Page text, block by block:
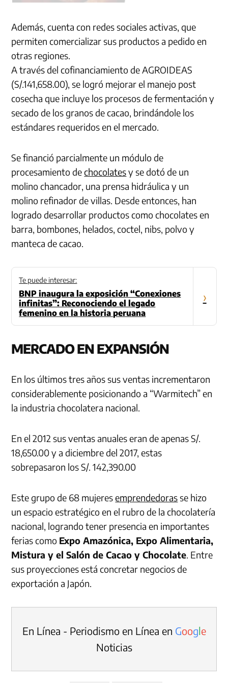
Además, cuenta con redes sociales activas, que
permiten comercializar sus productos a pedido en
otras regiones.
A través del cofinanciamiento de AGROIDEAS
(S/.141,658.00), se logró mejorar el manejo post
cosecha que incluye los procesos de fermentación y
secado de los granos de cacao, brindándole los
estándares requeridos en el mercado.
Se financió parcialmente un módulo de
procesamiento dechocolatesy se dotó de un
molino chancador, una prensa hidráulica y un
molino refinador de villas. Desde entonces, han
logrado desarrollar productos como chocolates en
barra, bombones, helados, coctel, nibs, polvo y
manteca de cacao.
Te puede interesar:
BNP inaugura la exposición “Conexiones
infinitas”: Reconociendo el legado
femenino en la historia peruana
›
MERCADO EN EXPANSIÓN
En los últimos tres años sus ventas incrementaron
considerablemente posicionando a “Warmitech” en
la industria chocolatera nacional.
En el 2012 sus ventas anuales eran de apenas S/.
18,650.00 y a diciembre del 2017, estas
sobrepasaron los S/. 142,390.00
Este grupo de 68 mujeresemprendedorasse hizo
un espacio estratégico en el rubro de la chocolatería
nacional, logrando tener presencia en importantes
ferias como Expo Amazónica, Expo Alimentaria,
Mistura y el Salón de Cacao y Chocolate. Entre
sus proyecciones está concretar negocios de
exportación a Japón.
En Línea - Periodismo en Línea en Google
Noticias